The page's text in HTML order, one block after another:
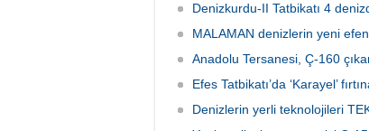
Denizkurdu-II Tatbikatı 4
MALAMAN denizlerin yeni
Anadolu Tersanesi, Ç-160
Efes Tatbikatı’da ‘Karayel’
Denizlerin yerli teknolojileri